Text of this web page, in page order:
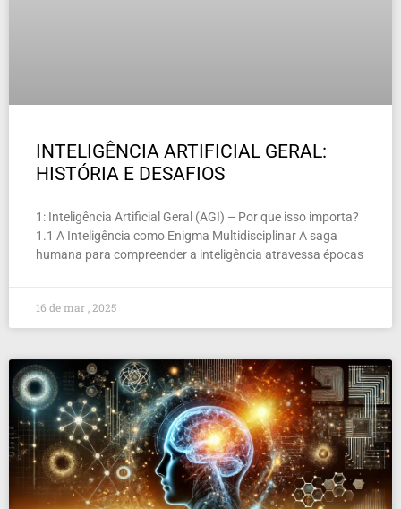
INTELIGÊNCIA ARTIFICIAL GERAL:
HISTÓRIA E DESAFIOS
1: Inteligência Artificial Geral (AGI) – Por que isso importa?
1.1 A Inteligência como Enigma Multidisciplinar A saga
humana para compreender a inteligência atravessa épocas
16 de mar , 2025